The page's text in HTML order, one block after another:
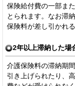
保険給付費の一部ま
とられます。なお滞
保険料が差し引かれ
2年以上滞納した場
介護保険料の滞納期
引き上げられたり、